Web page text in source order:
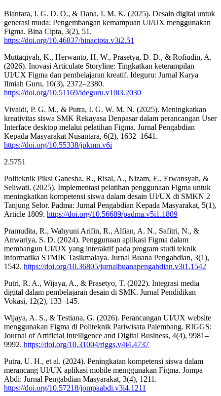
Biantara, I. G. D. O., & Dana, I. M. K. (2025). Desain digital untuk
generasi muda: Pengembangan kemampuan UI/UX menggunakan
Figma. Bina Cipta, 3(2), 51.
https://doi.org/10.46837/binacipta.v3i2.51
Muttaqiyah, K., Herwanto, H. W., Prasetya, D. D., & Rofiudin, A.
(2026). Inovasi Articulate Storyline: Tingkatkan keterampilan
UI/UX Figma dan pembelajaran kreatif. Ideguru: Jurnal Karya
Ilmiah Guru, 10(3), 2372–2380.
https://doi.org/10.51169/ideguru.v10i3.2030
Vivaldi, P. G. M., & Putra, I. G. W. M. N. (2025). Meningkatkan
kreativitas siswa SMK Rekayasa Denpasar dalam perancangan User
Interface desktop melalui pelatihan Figma. Jurnal Pengabdian
Kepada Masyarakat Nusantara, 6(2), 1632–1641.
https://doi.org/10.55338/jpkmn.v6i
2.5751
Politeknik Piksi Ganesha, R., Risal, A., Nizam, E., Erwansyah, &
Seliwati. (2025). Implementasi pelatihan penggunaan Figma untuk
meningkatkan kompetensi siswa dalam desain UI/UX di SMKN 2
Tanjung Selor. Padma: Jurnal Pengabdian Kepada Masyarakat, 5(1),
Article 1809. https://doi.org/10.56689/padma.v5i1.1809
Pramudita, R., Wahyuni Arifin, R., Alfian, A. N., Safitri, N., &
Anwariya, S. D. (2024). Penggunaan aplikasi Figma dalam
membangun UI/UX yang interaktif pada program studi teknik
informatika STMIK Tasikmalaya. Jurnal Buana Pengabdian, 3(1),
1542. https://doi.org/10.36805/jurnalbuanapengabdian.v3i1.1542
Putri, R. A., Wijaya, A., & Prasetyo, T. (2022). Integrasi media
digital dalam pembelajaran desain di SMK. Jurnal Pendidikan
Vokasi, 12(2), 133–145.
Wijaya, A. S., & Testiana, G. (2026). Perancangan UI/UX website
menggunakan Figma di Politeknik Pariwisata Palembang. RIGGS:
Journal of Artificial Intelligence and Digital Business, 4(4), 9981–
9992. https://doi.org/10.31004/riggs.v4i4.4737
Putra, U. H., et al. (2024). Peningkatan kompetensi siswa dalam
merancang UI/UX aplikasi mobile menggunakan Figma. Jompa
Abdi: Jurnal Pengabdian Masyarakat, 3(4), 1211.
https://doi.org/10.57218/jompaabdi.v3i4.1211